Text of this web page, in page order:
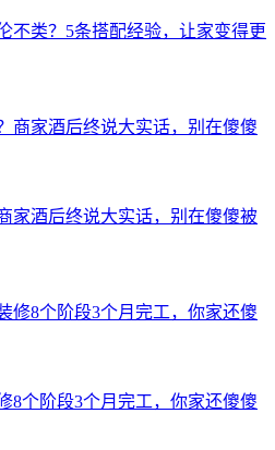
不类？5条搭配经验，让家变得更
家酒后终说大实话，别在傻傻被
8个阶段3个月完工，你家还傻傻